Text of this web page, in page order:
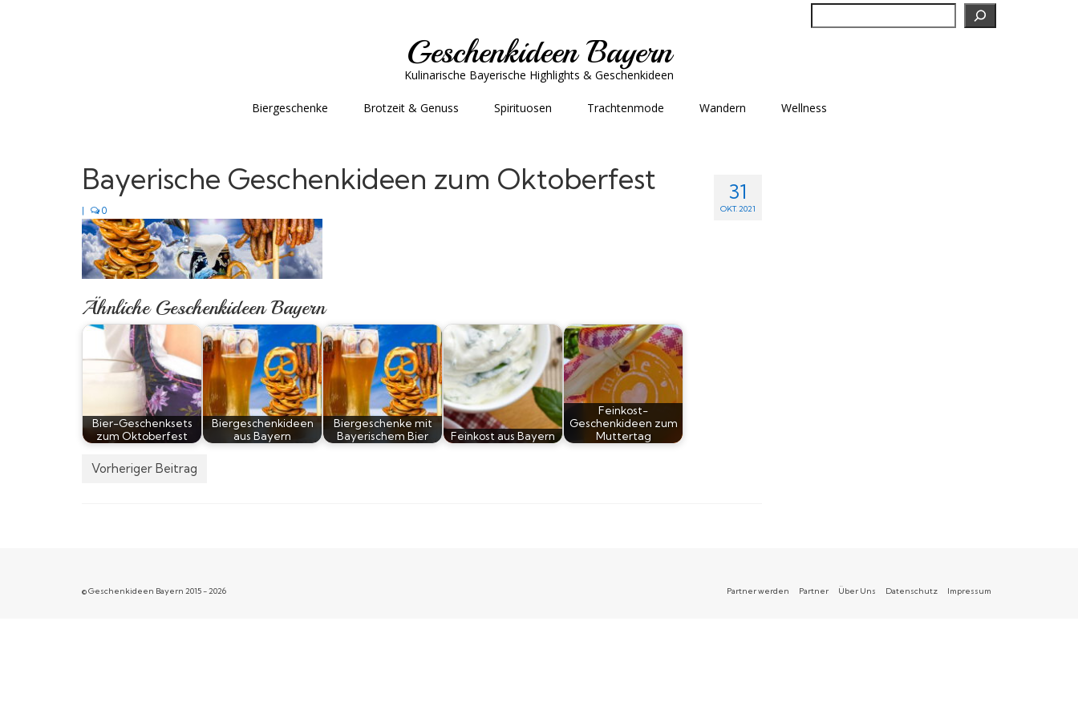
Suchen
Geschenkideen Bayern
Kulinarische Bayerische Highlights & Geschenkideen
Biergeschenke Brotzeit & Genuss Spirituosen Trachtenmode Wandern Wellness
31
OKT. 2021
Bayerische Geschenkideen zum Oktoberfest
0
Ähnliche Geschenkideen Bayern
Bier-Geschenksets
zum Oktoberfest
Biergeschenkideen
aus Bayern
Biergeschenke mit
Bayerischem Bier
Feinkost aus Bayern
Feinkost-
Geschenkideen zum
Muttertag
Vorheriger Beitrag
Partner werden Partner Über Uns Datenschutz Impressum
© Geschenkideen Bayern 2015 - 2026